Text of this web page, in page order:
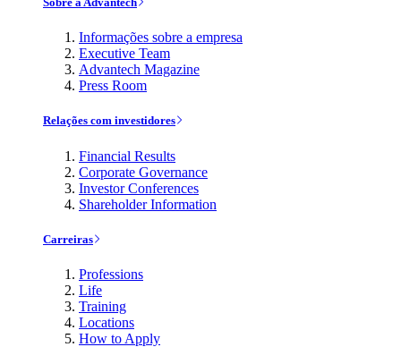
Informações sobre a empresa
Executive Team
Advantech Magazine
Press Room
Relações com investidores
Financial Results
Corporate Governance
Investor Conferences
Shareholder Information
Carreiras
Professions
Life
Training
Locations
How to Apply